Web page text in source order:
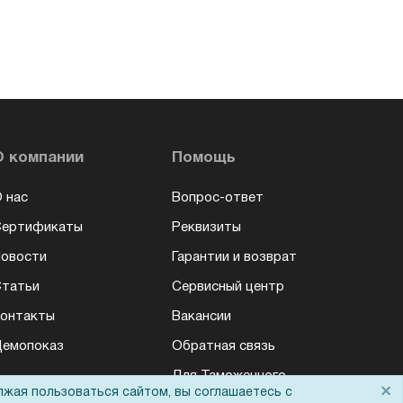
компании
нас
Помощь
Вопрос-ответ
Реквизиты
Гарантии и возврат
Сервисный центр
Вакансии
Обратная связь
Для Таможенного
союза
пользоваться сайтом, вы соглашаетесь с ×